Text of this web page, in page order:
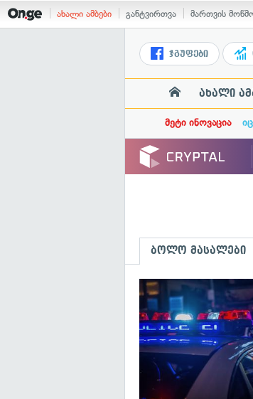
ახალი ამბები განტვირთვა მართვის
ჯგუფები
ახალი
მეტი ინოვაცია
ბოლო მასალები